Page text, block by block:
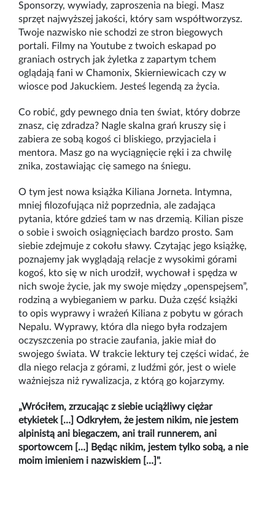
Sponsorzy, wywiady, zaproszenia na biegi. Masz
sprzęt najwyższej jakości, który sam współtworzysz.
Twoje nazwisko nie schodzi ze stron biegowych
portali. Filmy na Youtube z twoich eskapad po
graniach ostrych jak żyletka z zapartym tchem
oglądają fani w Chamonix, Skierniewicach czy w
wiosce pod Jakuckiem. Jesteś legendą za życia.
Co robić, gdy pewnego dnia ten świat, który dobrze
znasz, cię zdradza? Nagle skalna grań kruszy się i
zabiera ze sobą kogoś ci bliskiego, przyjaciela i
mentora. Masz go na wyciągnięcie ręki i za chwilę
znika, zostawiając cię samego na śniegu.
O tym jest nowa książka Kiliana Jorneta. Intymna,
mniej filozofująca niż poprzednia, ale zadająca
pytania, które gdzieś tam w nas drzemią. Kilian pisze
o sobie i swoich osiągnięciach bardzo prosto. Sam
siebie zdejmuje z cokołu sławy. Czytając jego książkę,
poznajemy jak wyglądają relacje z wysokimi górami
kogoś, kto się w nich urodził, wychował i spędza w
nich swoje życie, jak my swoje między „openspejsem”,
rodziną a wybieganiem w parku. Duża część książki
to opis wyprawy i wrażeń Kiliana z pobytu w górach
Nepalu. Wyprawy, która dla niego była rodzajem
oczyszczenia po stracie zaufania, jakie miał do
swojego świata. W trakcie lektury tej części widać, że
dla niego relacja z górami, z ludźmi gór, jest o wiele
ważniejsza niż rywalizacja, z którą go kojarzymy.
„Wróciłem, zrzucając z siebie uciążliwy ciężar
etykietek […] Odkryłem, że jestem nikim, nie jestem
alpinistą ani biegaczem, ani trail runnerem, ani
sportowcem […] Będąc nikim, jestem tylko sobą, a nie
moim imieniem i nazwiskiem […]".